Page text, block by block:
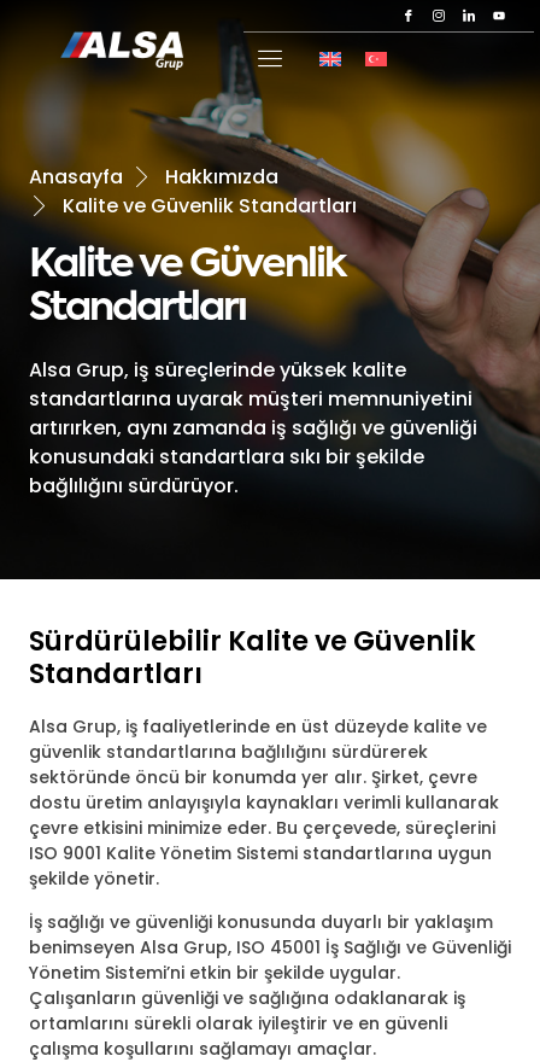
Anasayfa
Hakkımızda
Kalite ve Güvenlik Standartları
Kalite ve Güvenlik
Standartları
Alsa Grup, iş süreçlerinde yüksek kalite
standartlarına uyarak müşteri memnuniyetini
artırırken, aynı zamanda iş sağlığı ve güvenliği
konusundaki standartlara sıkı bir şekilde
bağlılığını sürdürüyor.
Sürdürülebilir Kalite ve Güvenlik
Standartları
Alsa Grup, iş faaliyetlerinde en üst düzeyde kalite ve
güvenlik standartlarına bağlılığını sürdürerek
sektöründe öncü bir konumda yer alır. Şirket, çevre
dostu üretim anlayışıyla kaynakları verimli kullanarak
çevre etkisini minimize eder. Bu çerçevede, süreçlerini
ISO 9001 Kalite Yönetim Sistemi standartlarına uygun
şekilde yönetir.
İş sağlığı ve güvenliği konusunda duyarlı bir yaklaşım
benimseyen Alsa Grup, ISO 45001 İş Sağlığı ve Güvenliği
Yönetim Sistemi’ni etkin bir şekilde uygular.
Çalışanların güvenliği ve sağlığına odaklanarak iş
ortamlarını sürekli olarak iyileştirir ve en güvenli
çalışma koşullarını sağlamayı amaçlar.